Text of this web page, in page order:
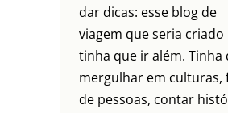
dar dicas: esse blog de
viagem que seria criado
tinha que ir além. Tinha
mergulhar em culturas,
de pessoas, contar